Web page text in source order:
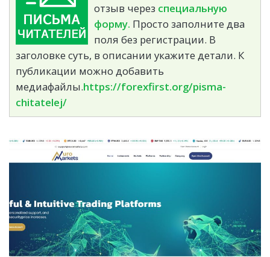
отзыв через специальную
форму. Просто заполните два
поля без регистрации. В
заголовке суть, в описании укажите детали. К
публикации можно добавить
медиафайлы.https://forexfirst.org/pisma-
chitatelej/